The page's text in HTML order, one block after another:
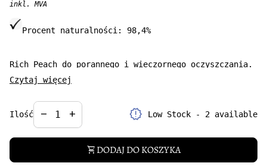
inkl. MVA
Procent naturalności: 98,4%
Rich Peach do porannego i wieczornego oczyszczania.
Dzięki doskonałej kompozycji składników delikatnie i
Ekstrakt z brzoskwini odżywia, nawilża i koi skórę.
Pojemność: 125 ml
Czytaj więcej
Ilość
Decrease quantity for
remove
Increase quantity for
add release_alert Low Stock - 2 available
shopping_cart DODAJ DO KOSZYKA